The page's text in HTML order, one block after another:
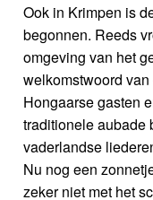
Ook in Krimpen is
begonnen. Reeds
omgeving van het
welkomstwoord
Hongaarse gasten
traditionele aubade
vaderlandse
Nu nog een
zeker niet met het